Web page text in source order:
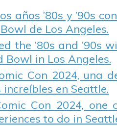
años ’80s y ’90s
de Los Angeles.
the ’80s and ’90s
in Los Angeles.
Con 2024, una
en Seattle.
Con 2024,
to do in